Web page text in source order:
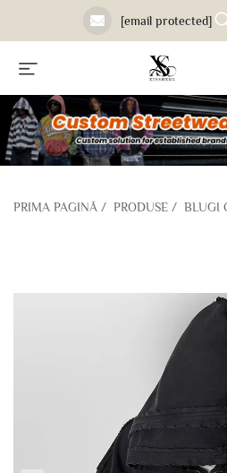
[email protected]
PRIMA PAGINĂ / PRODUSE / BLUGI